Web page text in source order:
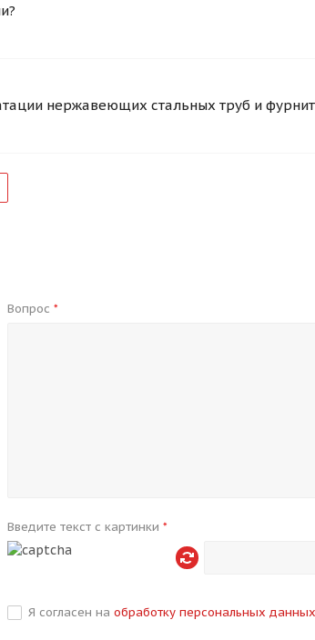
нержавеющих стальных труб и
Вопрос*
Введите текст с картинки*
Я согласен наобработку персональных